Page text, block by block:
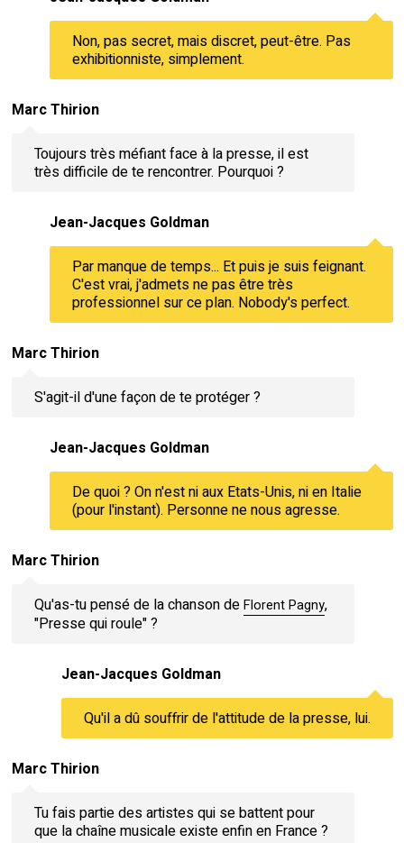
Non, pas secret, mais discret, peut-être. Pas
exhibitionniste, simplement.
Marc Thirion
Toujours très méfiant face à la presse, il est
très difficile de te rencontrer. Pourquoi ?
Jean-Jacques Goldman
Par manque de temps... Et puis je suis feignant.
C'est vrai, j'admets ne pas être très
professionnel sur ce plan. Nobody's perfect.
Marc Thirion
S'agit-il d'une façon de te protéger ?
Jean-Jacques Goldman
De quoi ? On n'est ni aux Etats-Unis, ni en Italie
(pour l'instant). Personne ne nous agresse.
Marc Thirion
Qu'as-tu pensé de la chanson deFlorent Pagny,
"Presse qui roule" ?
Jean-Jacques Goldman
Qu'il a dû souffrir de l'attitude de la presse, lui.
Marc Thirion
Tu fais partie des artistes qui se battent pour
que la chaîne musicale existe enfin en France ?